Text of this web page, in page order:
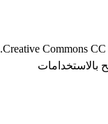
يُقدَّم هذا المحتوى بموجب ترخيص Creative Commons CC BY-NC 4.0.
بالاستخدامات